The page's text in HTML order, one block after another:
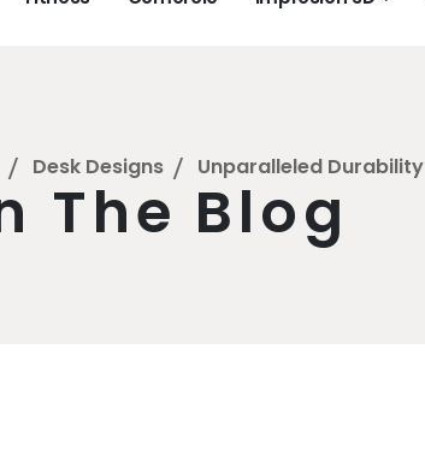
Desk Designs Unparalleled Durability
The Blog